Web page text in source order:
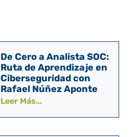
De Cero a Analista SOC:
Ruta de Aprendizaje en
Ciberseguridad con
Rafael Núñez Aponte
Leer Más...